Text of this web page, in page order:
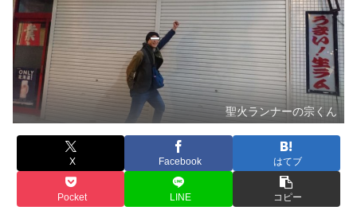
聖火ランナーの宗くん
X Facebook はてブ
Pocket LINE コピー